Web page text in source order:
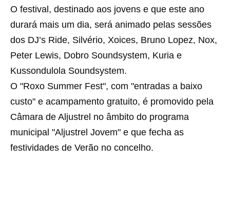
O festival, destinado aos jovens e que este ano
durará mais um dia, será animado pelas sessões
dos DJ’s Ride, Silvério, Xoices, Bruno Lopez, Nox,
Peter Lewis, Dobro Soundsystem, Kuria e
Kussondulola Soundsystem.
O "Roxo Summer Fest", com "entradas a baixo
custo" e acampamento gratuito, é promovido pela
Câmara de Aljustrel no âmbito do programa
municipal "Aljustrel Jovem" e que fecha as
festividades de Verão no concelho.